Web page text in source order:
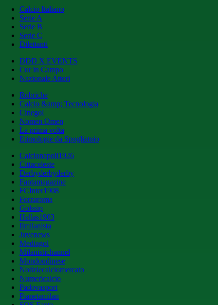
Calcio Italiano
Serie A
Serie B
Serie C
Dilettanti
DDD X EVENTS
Cur in Campo
Nazionale Attori
Rubriche
Calcio &amp; Tecnologia
Cinegol
Nomen Omen
La prima volta
Etimologie da Spogliatoio
Calcionapoli1926
Cittaceleste
Derbyderbyderby
Fantamagazine
FCInter1908
Forzaroma
Golssip
Hellas1903
Ilmilanista
Juvenews
Mediagol
Milanistichannel
Mondoudinese
Notiziecalciomercato
Numericalcio
Padovasport
Pianetamilan